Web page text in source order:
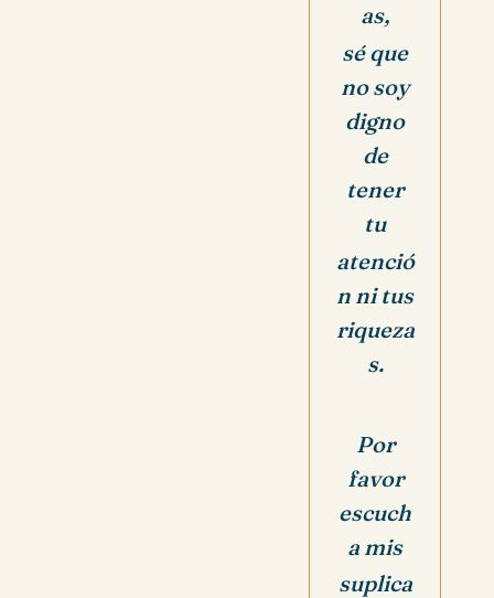
as,
sé que
no soy
digno
de
tener
tu
atenció
n ni tus
riqueza
s.
Por
favor
escuch
a mis
suplica